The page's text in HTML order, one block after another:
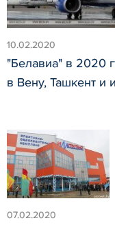
10.02.2020
"Белавиа" в 2020
в Вену, Ташкент и
07.02.2020